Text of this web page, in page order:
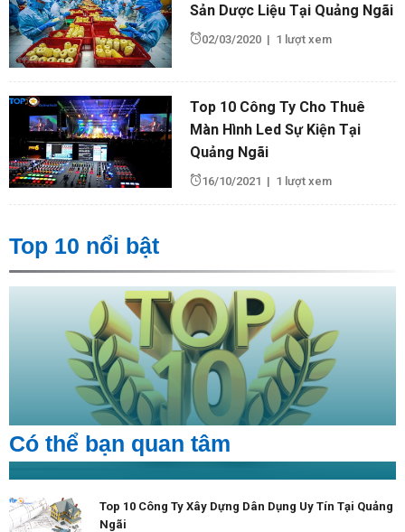
Sản Dược Liệu Tại Quảng Ngãi
02/03/2020 | 1 lượt xem
Top 10 Công Ty Cho Thuê
Màn Hình Led Sự Kiện Tại
Quảng Ngãi
16/10/2021 | 1 lượt xem
Top 10 nổi bật
Có thể bạn quan tâm
Top 10 Công Ty Xây Dựng Dân Dụng Uy Tín Tại Quảng
Ngãi